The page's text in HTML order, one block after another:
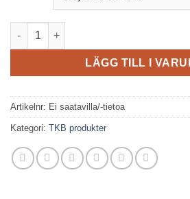
TKB - Needle Tracker mängd
LÄGG TILL I
Artikelnr: Ei saatavilla/-tietoa
Kategori: TKB produkter